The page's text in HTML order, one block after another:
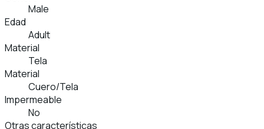
Male
Edad
Adult
Material
Tela
Material
Cuero/Tela
Impermeable
No
Otras características